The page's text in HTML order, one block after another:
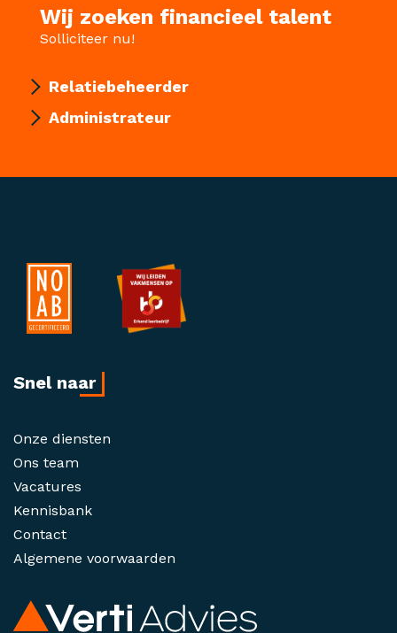
Wij zoeken financieel talent
Solliciteer nu!
Relatiebeheerder
Administrateur
Snel naar
Onze diensten
Ons team
Vacatures
Kennisbank
Contact
Algemene voorwaarden